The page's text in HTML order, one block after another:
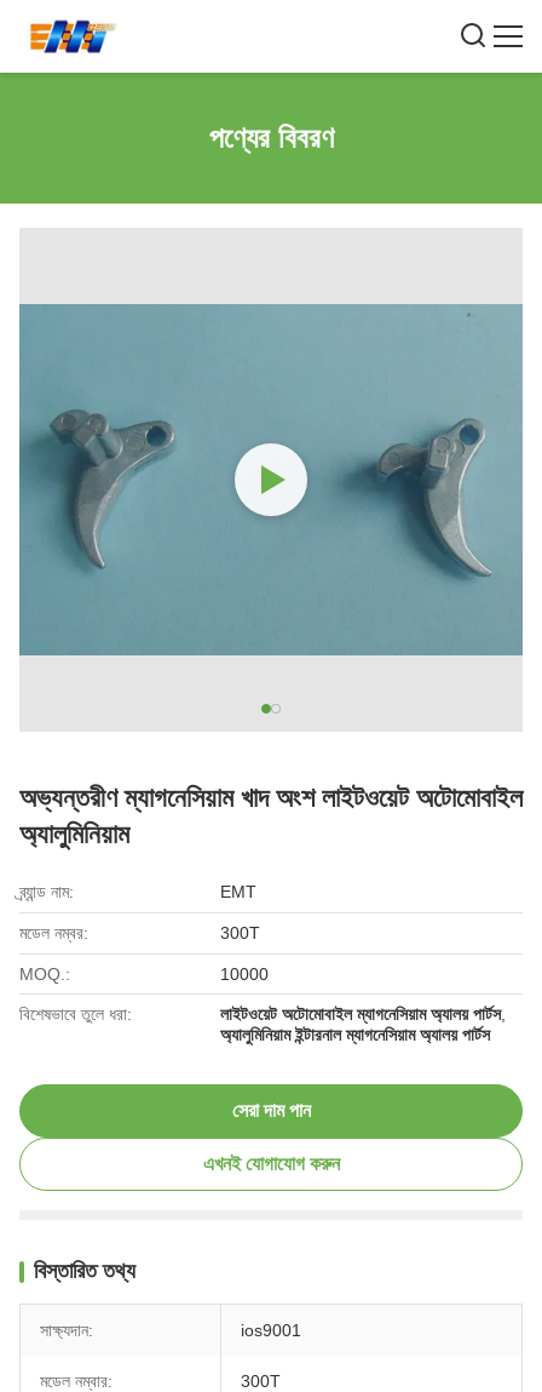
পণ্যের বিবরণ
অভ্যন্তরীণ ম্যাগনেসিয়াম খাদ অংশ লাইটওয়েট অটোমোবাইল
অ্যালুমিনিয়াম
ব্র্যান্ড নাম: EMT
মডেল নম্বর: 300T
MOQ.: 10000
বিশেষভাবে তুলে ধরা: লাইটওয়েট অটোমোবাইল ম্যাগনেসিয়াম অ্যালয় পার্টস,
অ্যালুমিনিয়াম ইন্টারনাল ম্যাগনেসিয়াম অ্যালয় পার্টস
সেরা দাম পান
এখনই যোগাযোগ করুন
বিস্তারিত তথ্য
সাক্ষ্যদান: ios9001
মডেল নম্বার: 300T